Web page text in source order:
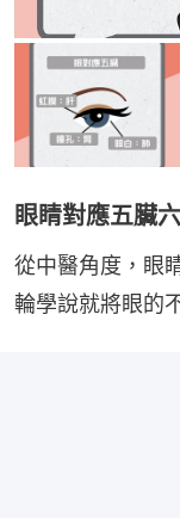
眼睛對應五臟
從中醫角度，眼
輪學說就將眼的